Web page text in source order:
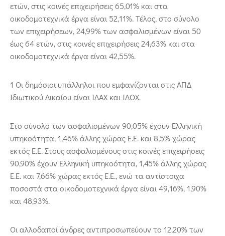
ετών, στις κοινές επιχειρήσεις 65,01% και στα
οικοδομοτεχνικά έργα είναι 52,11%. Τέλος, στο σύνολο
των επιχειρήσεων, 24,99% των ασφαλισμένων είναι 50
έως 64 ετών, στις κοινές επιχειρήσεις 24,63% και στα
οικοδομοτεχνικά έργα είναι 42,55%.
1 Οι δημόσιοι υπάλληλοι που εμφανίζονται στις ΑΠΔ
Ιδιωτικού Δικαίου είναι ΙΔΑΧ και ΙΔΟΧ.
Στο σύνολο των ασφαλισμένων 90,05% έχουν Ελληνική
υπηκοότητα, 1,46% άλλης χώρας Ε.Ε. και 8,5% χώρας
εκτός Ε.Ε. Στους ασφαλισμένους στις κοινές επιχειρήσεις
90,90% έχουν Ελληνική υπηκοότητα, 1,45% άλλης χώρας
Ε.Ε. και 7,66% χώρας εκτός Ε.Ε., ενώ τα αντίστοιχα
ποσοστά στα οικοδομοτεχνικά έργα είναι 49,16%, 1,90%
και 48,93%.
Οι αλλοδαποί άνδρες αντιπροσωπεύουν το 12,20% των